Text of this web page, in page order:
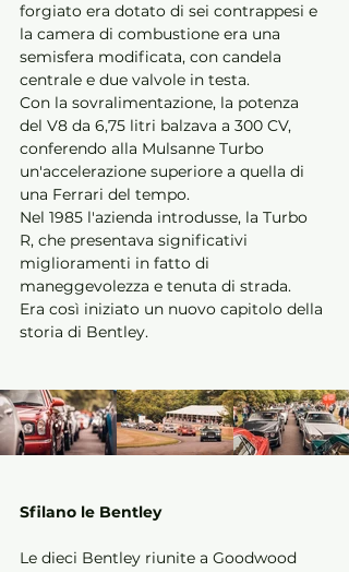
forgiato era dotato di sei contrappesi e
la camera di combustione era una
semisfera modificata, con candela
centrale e due valvole in testa.
Con la sovralimentazione, la potenza
del V8 da 6,75 litri balzava a 300 CV,
conferendo alla Mulsanne Turbo
un'accelerazione superiore a quella di
una Ferrari del tempo.
Nel 1985 l'azienda introdusse, la Turbo
R, che presentava significativi
miglioramenti in fatto di
maneggevolezza e tenuta di strada.
Era così iniziato un nuovo capitolo della
storia di Bentley.
Sfilano le Bentley
Le dieci Bentley riunite a Goodwood